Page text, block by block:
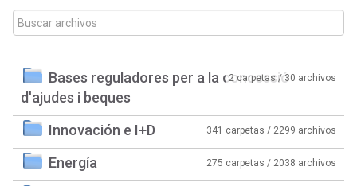
Bases reguladores per a la concessió
d'ajudes i beques
2 carpetas / 30 archivos
Innovación e I+D 341 carpetas / 2299 archivos
Energía 275 carpetas / 2038 archivos